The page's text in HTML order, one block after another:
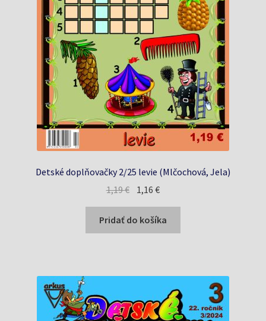
Detské doplňovačky 2/25 levie (Mlčochová, Jela)
1,19€ Pôvodná
cena
bola:
1,19 €.
1,16€Aktuálna
cena
je:
1,16 €.
Pridať do košíka